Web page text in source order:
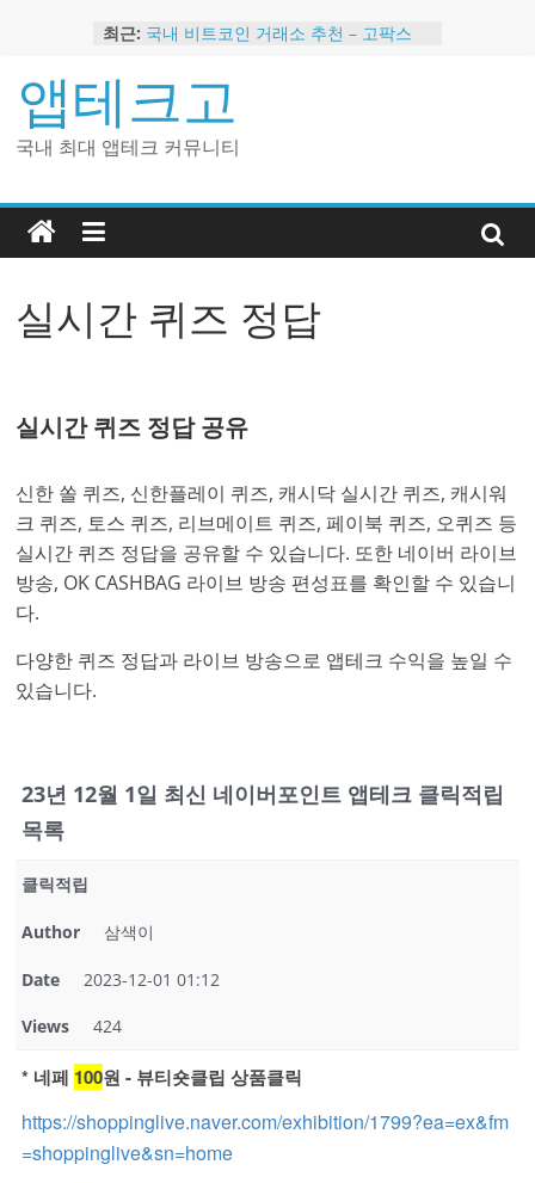
content
최근: 국내 비트코인 거래소 추천 – 고팍스
트
2024 강력히 추천하는 은행 멤버십 현
금 앱테크
해외 코인 거래소 추천 순위 BEST 2
앱테크고
국내 최대 앱테크 커뮤니티
실시간 퀴즈 정답
실시간 퀴즈 정답 공유
신한 쏠 퀴즈, 신한플레이 퀴즈, 캐시닥 실시간 퀴즈, 캐시워
크 퀴즈, 토스 퀴즈, 리브메이트 퀴즈, 페이북 퀴즈, 오퀴즈 등
실시간 퀴즈 정답을 공유할 수 있습니다. 또한 네이버 라이브
방송, OK CASHBAG 라이브 방송 편성표를 확인할 수 있습니
다.
다양한 퀴즈 정답과 라이브 방송으로 앱테크 수익을 높일 수
있습니다.
23년 12월 1일 최신 네이버포인트 앱테크 클릭적립
목록
클릭적립
Author 삼색이
Date 2023-12-01 01:12
Views 424
* 네페 100원 - 뷰티숏클립 상품클릭
https://shoppinglive.naver.com/exhibition/1799?ea=ex&fm
=shoppinglive&sn=home